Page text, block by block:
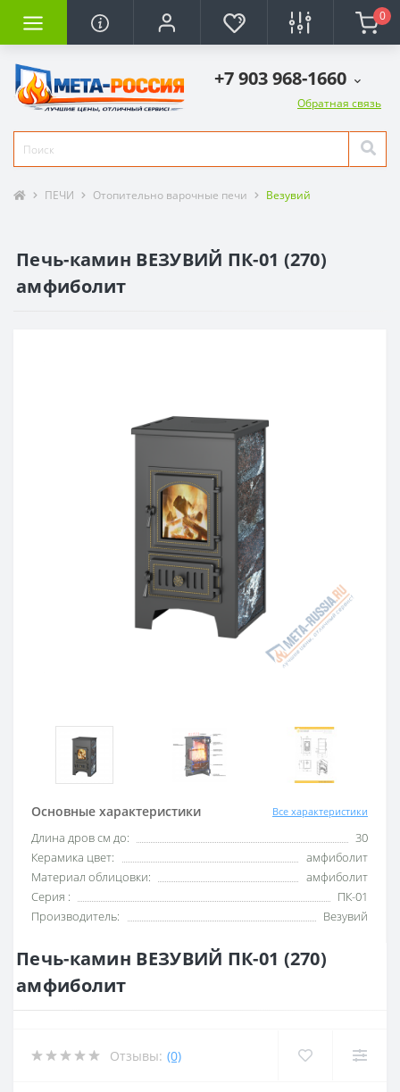
0
+7 903 968-1660
Обратная связь
ПЕЧИ Отопительно варочные печи Везувий
Печь-камин ВЕЗУВИЙ ПК-01 (270)
амфиболит
Основные характеристики Все характеристики
Длина дров см до:
30
Керамика цвет:
амфиболит
Материал облицовки:
амфиболит
Серия :
ПК-01
Производитель:
Везувий
Печь-камин ВЕЗУВИЙ ПК-01 (270)
амфиболит
Отзывы: (0)